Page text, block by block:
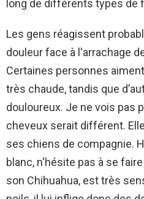
long de différents types de
Les gens réagissent
douleur face à l'arrachage
Certaines personnes
très chaude, tandis que
douloureux. Je ne vois pas
cheveux serait différent.
ses chiens de compagnie.
blanc, n'hésite pas à se
son Chihuahua, est très